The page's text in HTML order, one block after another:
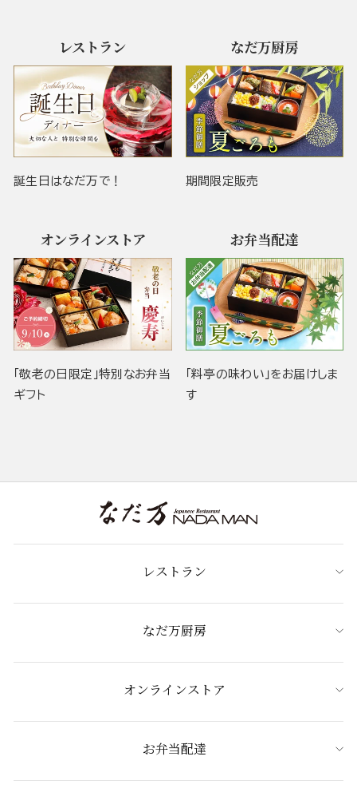
レストラン
誕生日はなだ万で！
なだ万厨房
期間限定販売
オンラインストア
「敬老の日限定」特別なお弁当
ギフト
お弁当配達
「料亭の味わい」をお届けしま
す
レストラン
なだ万厨房
オンラインストア
お弁当配達